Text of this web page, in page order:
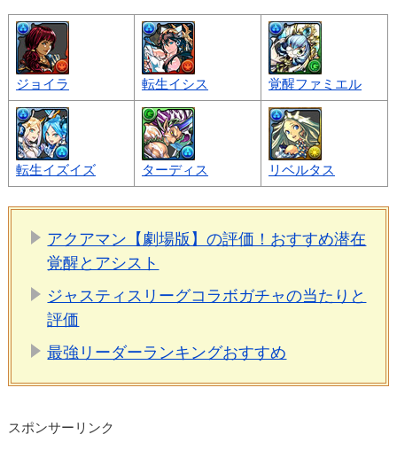
ジョイラ 転生イシス 覚醒ファミエル
転生イズイズ ターディス リベルタス
アクアマン【劇場版】の評価！おすすめ潜在
覚醒とアシスト
ジャスティスリーグコラボガチャの当たりと
評価
最強リーダーランキングおすすめ
スポンサーリンク